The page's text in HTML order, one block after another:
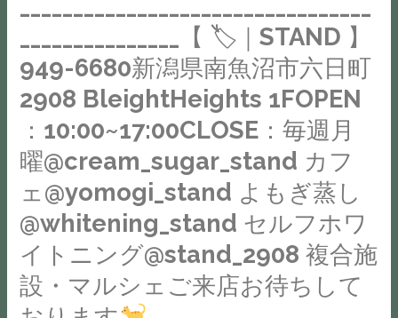
つ
を
形
に
す
る
ン
プ
ル
な
仕
沼
市
#
南
魚
沼
カ
フ
コ
ー
い
た
だ
き
当
店
の
ェ
ス
ペ
ー
_______________【 🏷｜STAND 】
949-6680新潟県南魚沼市六日町
2908 BleightHeights 1FOPEN
：10:00~17:00CLOSE：毎週月
曜@cream_sugar_stand カフ
ェ@yomogi_stand よもぎ蒸し
@whitening_stand セルフホワ
イトニング@stand_2908 複合施
設・マルシェご来店お待ちして
ュ
マ
ロ
で
POP
に
仕
上
ま
し